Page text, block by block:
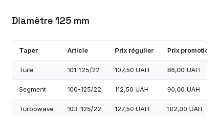
Diamètre 125 mm
Taper Article Prix régulier Prix
Tuile 101-125/22 107,50 UAH 86,00 UAH
Segment 100-125/22 112,50 UAH 90,00 UAH
Turbowave 103-125/22 127,50 UAH 102,00 UAH